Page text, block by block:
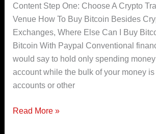
Content Step One: Choose A Crypto
Venue How To Buy Bitcoin Besides
Exchanges, Where Else Can I Buy
Bitcoin With Paypal Conventional
would say to hold only spending
account while the bulk of your money
accounts or other
Read More »